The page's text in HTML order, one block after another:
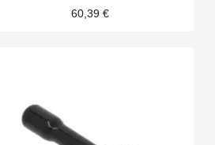
60,39 €